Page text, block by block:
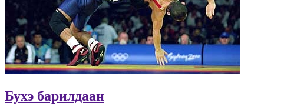
Бухэ барилдаан